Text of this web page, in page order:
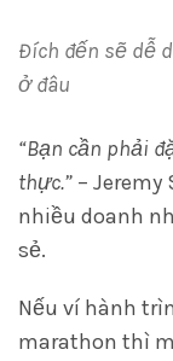
Đích đến sẽ dễ
ở đâu
“Bạn cần phải
thực.” – Jeremy
nhiều doanh
sẻ.
Nếu ví hành
marathon thì